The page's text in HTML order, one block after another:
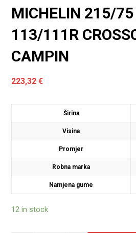
MICHELIN 215/
113/111R
CAMPIN
223,32€
Širina
Visina
Promjer
Robna marka
Namjena gume
12 in stock